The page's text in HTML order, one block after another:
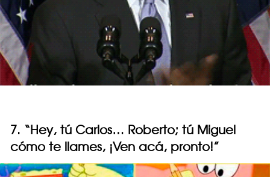
7. “Hey, tú Carlos… Roberto; tú Miguel
cómo te llames, ¡Ven acá, pronto!”